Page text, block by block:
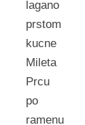
lagano
prstom
kucne
Mileta
Prcu
po
ramenu